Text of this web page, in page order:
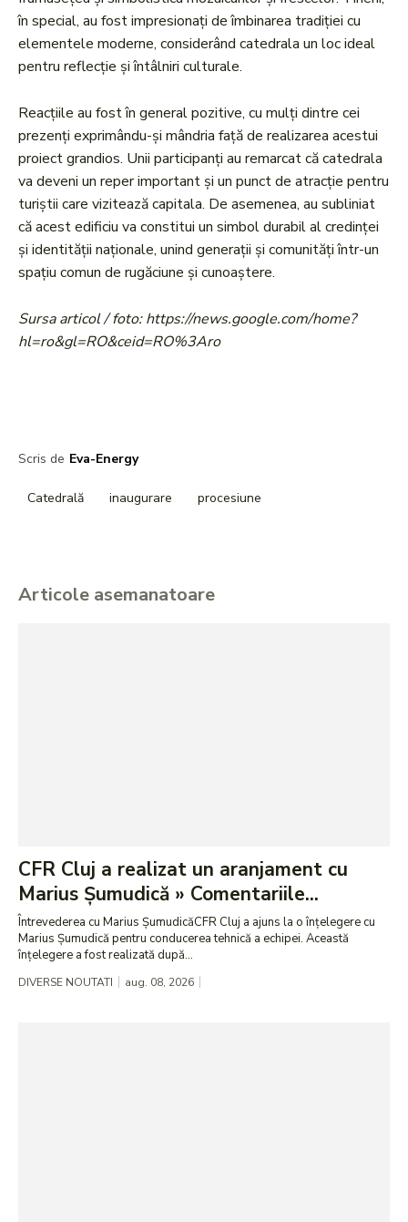
în special, au fost impresionați de îmbinarea tradiției cu
elementele moderne, considerând catedrala un loc ideal
pentru reflecție și întâlniri culturale.
Reacțiile au fost în general pozitive, cu mulți dintre cei
prezenți exprimându-și mândria față de realizarea acestui
proiect grandios. Unii participanți au remarcat că catedrala
va deveni un reper important și un punct de atracție pentru
turiștii care vizitează capitala. De asemenea, au subliniat
că acest edificiu va constitui un simbol durabil al credinței
și identității naționale, unind generații și comunități într-un
spațiu comun de rugăciune și cunoaștere.
Sursa articol / foto: https://news.google.com/home?
hl=ro&gl=RO&ceid=RO%3Aro
Scris de Eva-Energy
Catedrală inaugurare procesiune
Articole asemanatoare
CFR Cluj a realizat un aranjament cu
Marius Șumudică » Comentariile...
Întrevederea cu Marius ȘumudicăCFR Cluj a ajuns la o înțelegere cu
Marius Șumudică pentru conducerea tehnică a echipei. Această
înțelegere a fost realizată după...
DIVERSE NOUTATI aug. 08, 2026